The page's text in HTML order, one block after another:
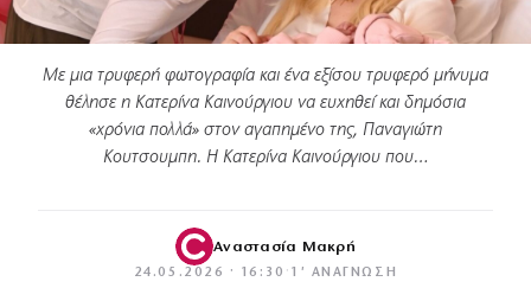
Με μια τρυφερή φωτογραφία και ένα εξίσου τρυφερό μήνυμα
θέλησε η Κατερίνα Καινούργιου να ευχηθεί και δημόσια
«χρόνια πολλά» στον αγαπημένο της, Παναγιώτη
Κουτσουμπη. Η Κατερίνα Καινούργιου που…
Αναστασία Μακρή
24.05.2026 · 16:30 · 1′ ΑΝΆΓΝΩΣΗ